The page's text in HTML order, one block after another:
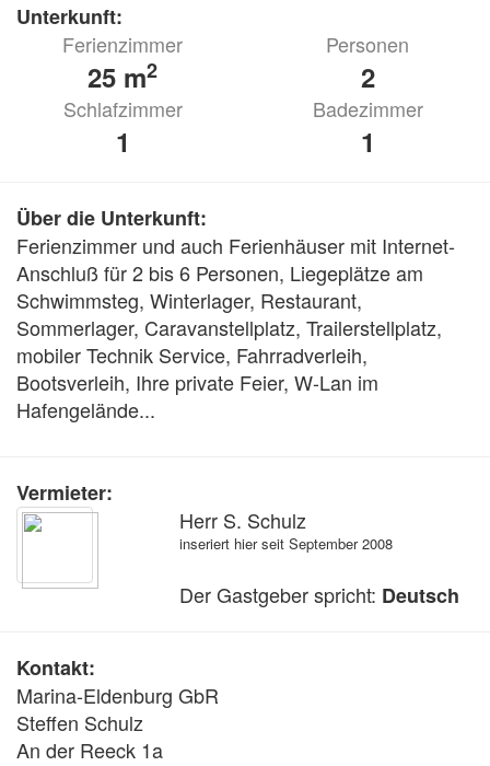
Unterkunft:
Ferienzimmer
25 m2
Personen
2
Schlafzimmer
1
Badezimmer
1
Über die Unterkunft:
Ferienzimmer und auch Ferienhäuser mit Internet-
Anschluß für 2 bis 6 Personen, Liegeplätze am
Schwimmsteg, Winterlager, Restaurant,
Sommerlager, Caravanstellplatz, Trailerstellplatz,
mobiler Technik Service, Fahrradverleih,
Bootsverleih, Ihre private Feier, W-Lan im
Hafengelände...
Vermieter:
Herr S. Schulz
inseriert hier seit September 2008
Der Gastgeber spricht: Deutsch
Kontakt:
Marina-Eldenburg GbR
Steffen Schulz
An der Reeck 1a